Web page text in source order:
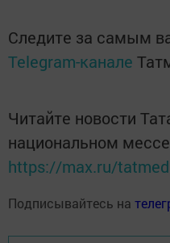
Следите за самым
Telegram-канале
Читайте новости
национальном
https://max.ru/
Подписывайтесь на